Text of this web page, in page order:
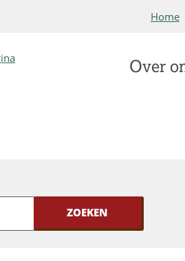
Home
Over